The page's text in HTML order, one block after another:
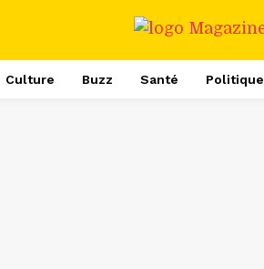
Culture Buzz Santé Politique